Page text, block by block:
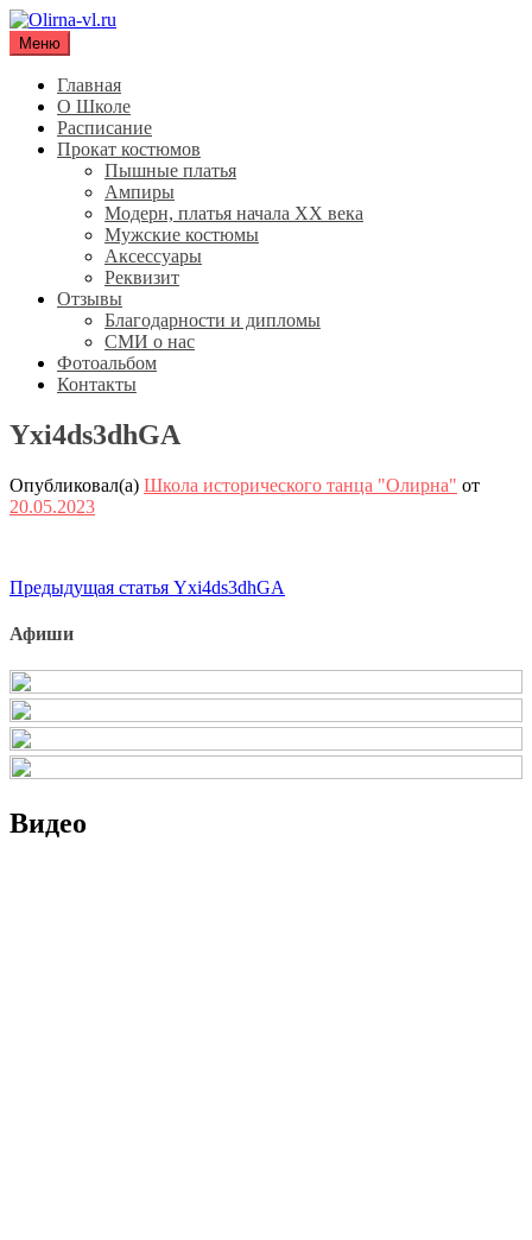
Перейти
содержимому
Olirna-vl.ru
Школа исторического танца "Олирна"
Меню
Главная
О Школе
Расписание
Прокат костюмов
Пышные платья
Ампиры
Модерн, платья начала XX века
Мужские костюмы
Аксессуары
Реквизит
Отзывы
Благодарности и дипломы
СМИ о нас
Фотоальбом
Контакты
Yxi4ds3dhGA
Опубликовал(а) Школа исторического танца "Олирна" от
20.05.2023
Продолжить
чтение
Предыдущая статья Yxi4ds3dhGA
Афиши
Видео